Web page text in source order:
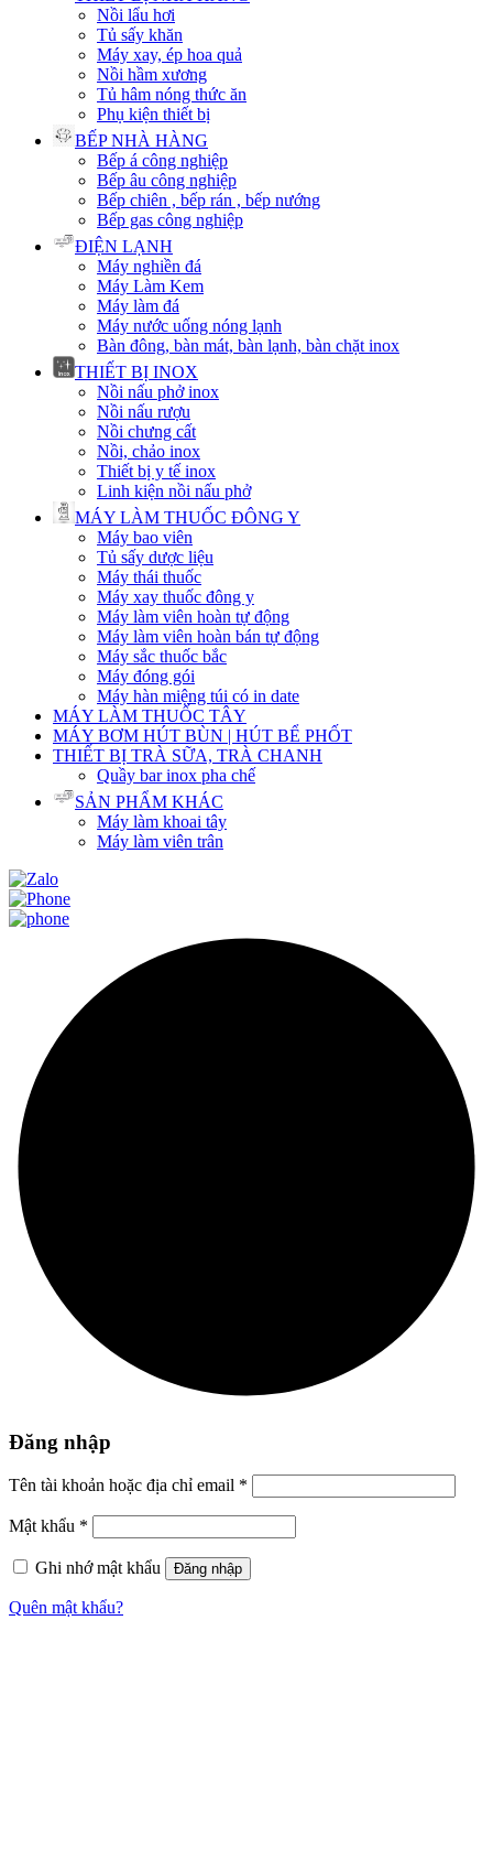
Nồi lẩu hơi
Tủ sấy khăn
Máy xay, ép hoa quả
Nồi hầm xương
Tủ hâm nóng thức ăn
Phụ kiện thiết bị
BẾP NHÀ HÀNG
Bếp á công nghiệp
Bếp âu công nghiệp
Bếp chiên , bếp rán , bếp nướng
Bếp gas công nghiệp
ĐIỆN LẠNH
Máy nghiền đá
Máy Làm Kem
Máy làm đá
Máy nước uống nóng lạnh
Bàn đông, bàn mát, bàn lạnh, bàn chặt inox
THIẾT BỊ INOX
Nồi nấu phở inox
Nồi nấu rượu
Nồi chưng cất
Nồi, chảo inox
Thiết bị y tế inox
Linh kiện nồi nấu phở
MÁY LÀM THUỐC ĐÔNG Y
Máy bao viên
Tủ sấy dược liệu
Máy thái thuốc
Máy xay thuốc đông y
Máy làm viên hoàn tự động
Máy làm viên hoàn bán tự động
Máy sắc thuốc bắc
Máy đóng gói
Máy hàn miệng túi có in date
MÁY LÀM THUỐC TÂY
MÁY BƠM HÚT BÙN | HÚT BỂ PHỐT
THIẾT BỊ TRÀ SỮA, TRÀ CHANH
Quầy bar inox pha chế
SẢN PHẨM KHÁC
Máy làm khoai tây
Máy làm viên trân
Đăng nhập
Tên tài khoản hoặc địa chỉ email *
Mật khẩu *
Ghi nhớ mật khẩu Đăng nhập
Quên mật khẩu?